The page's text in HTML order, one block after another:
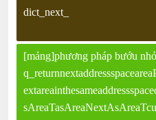
dict_next_
[mảng]phương pháp bướu